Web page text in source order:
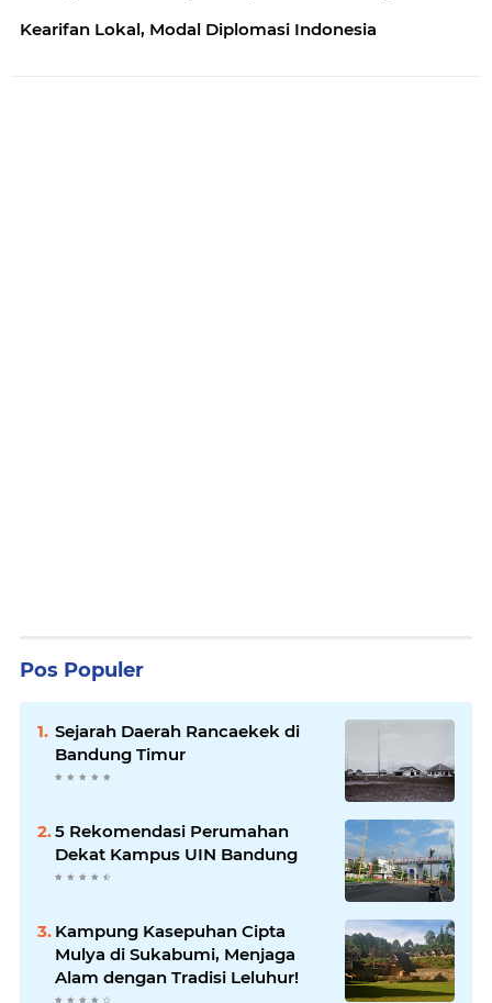
Kearifan Lokal, Modal Diplomasi Indonesia
Pos Populer
Sejarah Daerah Rancaekek di
Bandung Timur
5 Rekomendasi Perumahan
Dekat Kampus UIN Bandung
Kampung Kasepuhan Cipta
Mulya di Sukabumi, Menjaga
Alam dengan Tradisi Leluhur!